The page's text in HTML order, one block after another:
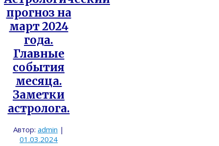
прогноз на
март 2024
года.
Главные
события
месяца.
Заметки
астролога.
Автор: admin |
01.03.2024